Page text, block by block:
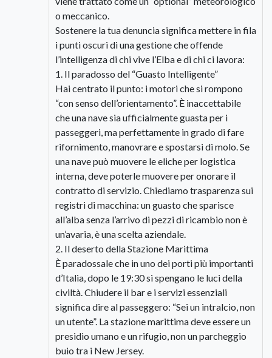
o meccanico.
​Sostenere la tua denuncia significa mettere in fila
i punti oscuri di una gestione che offende
l’intelligenza di chi vive l’Elba e di chi ci lavora:
​1. Il paradosso del “Guasto Intelligente”
​Hai centrato il punto: i motori che si rompono
“con senso dell’orientamento”. È inaccettabile
che una nave sia ufficialmente guasta per i
passeggeri, ma perfettamente in grado di fare
rifornimento, manovrare e spostarsi di molo. Se
una nave può muovere le eliche per logistica
interna, deve poterle muovere per onorare il
contratto di servizio. Chiediamo trasparenza sui
registri di macchina: un guasto che sparisce
all’alba senza l’arrivo di pezzi di ricambio non è
un’avaria, è una scelta aziendale.
​2. Il deserto della Stazione Marittima
​È paradossale che in uno dei porti più importanti
d’Italia, dopo le 19:30 si spengano le luci della
civiltà. Chiudere il bar e i servizi essenziali
significa dire al passeggero: “Sei un intralcio, non
un utente”. La stazione marittima deve essere un
presidio umano e un rifugio, non un parcheggio
buio tra i New Jersey.